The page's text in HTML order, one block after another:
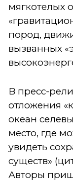
мягкотелых
пород,
вызванных
В пресс-
отложения
океан
место, где
увидеть
существ»
Авторы